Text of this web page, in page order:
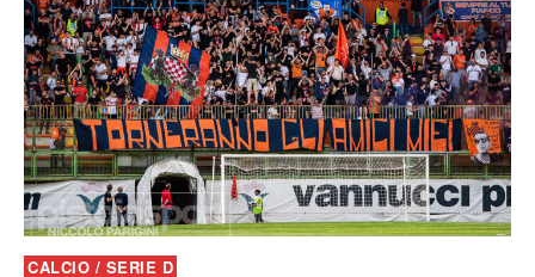
CALCIO / SERIE D